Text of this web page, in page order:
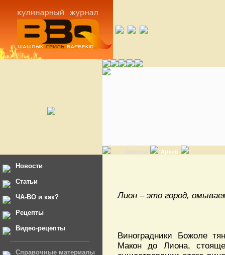
Главная Архив
Новости
Статьи
ЧА-ВО и как?
Рецепты
Видео-рецепты
Справочные материалы
Лион – это город,
Виноградники Божоле
Макон до Лиона,